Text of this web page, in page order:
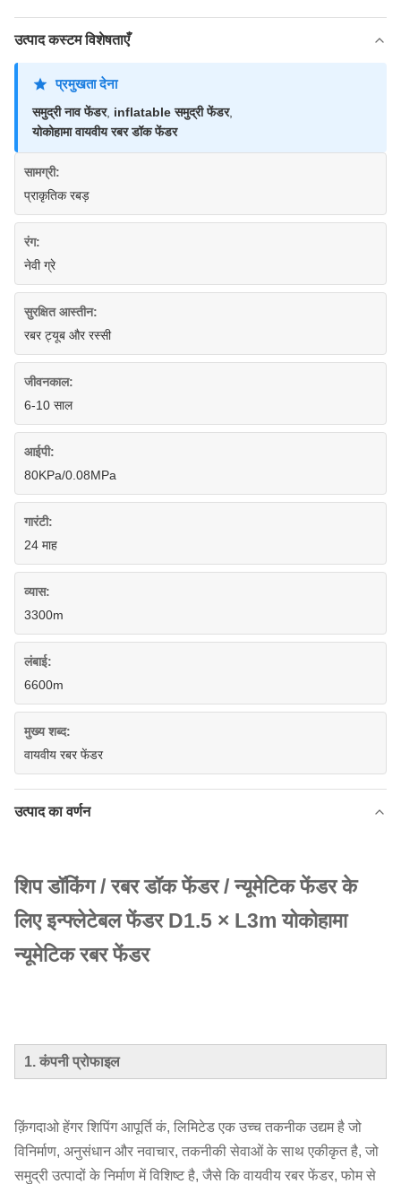
उत्पाद कस्टम विशेषताएँ
प्रमुखता देना
समुद्री नाव फेंडर, inflatable समुद्री फेंडर,
योकोहामा वायवीय रबर डॉक फेंडर
सामग्री:
प्राकृतिक रबड़
रंग:
नेवी ग्रे
सुरक्षित आस्तीन:
रबर ट्यूब और रस्सी
जीवनकाल:
6-10 साल
आईपी:
80KPa/0.08MPa
गारंटी:
24 माह
व्यास:
3300m
लंबाई:
6600m
मुख्य शब्द:
वायवीय रबर फेंडर
उत्पाद का वर्णन
शिप डॉकिंग / रबर डॉक फेंडर / न्यूमेटिक फेंडर के
लिए इन्फ्लेटेबल फेंडर D1.5 × L3m योकोहामा
न्यूमेटिक रबर फेंडर
1. कंपनी प्रोफाइल
क़िंगदाओ हेंगर शिपिंग आपूर्ति कं, लिमिटेड एक उच्च तकनीक उद्यम है जो
विनिर्माण, अनुसंधान और नवाचार, तकनीकी सेवाओं के साथ एकीकृत है, जो
समुद्री उत्पादों के निर्माण में विशिष्ट है, जैसे कि वायवीय रबर फेंडर, फोम से